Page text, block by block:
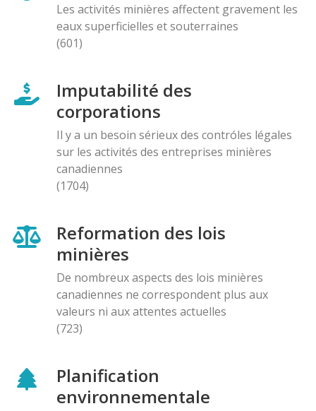
Les activités minières affectent gravement les
eaux superficielles et souterraines
(601)
Imputabilité des
corporations
Il y a un besoin sérieux des contróles légales
sur les activités des entreprises minières
canadiennes
(1704)
Reformation des lois
minières
De nombreux aspects des lois minières
canadiennes ne correspondent plus aux
valeurs ni aux attentes actuelles
(723)
Planification
environnementale